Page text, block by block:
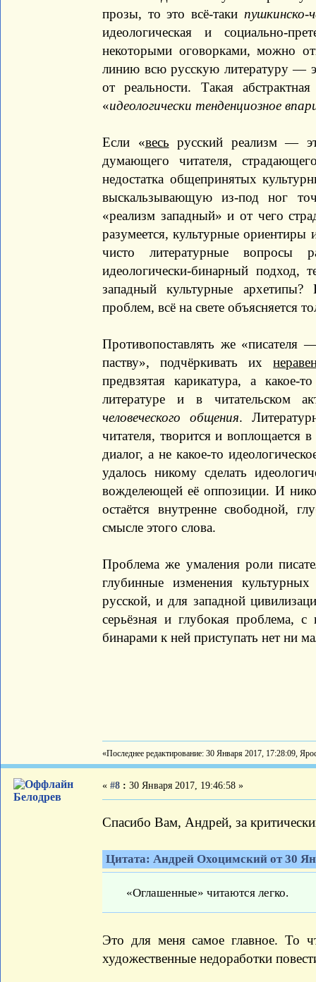
прозы, то это всё-таки пушкинско-
идеологическая и социально-
некоторыми оговорками, можно
линию всю русскую литературу —
от реальности. Такая
«идеологически тенденциозное
Если «весь русский реализм —
думающего читателя,
недостатка общепринятых
выскальзывающую из-под ног
«реализм западный» и от чего
разумеется, культурные
чисто литературные вопросы
идеологически-бинарный подход,
западный культурные
проблем, всё на свете объясняется
Противопоставлять же
паству», подчёркивать их
предвзятая карикатура, а какое-
литературе и в
человеческого общения.
читателя, творится и воплощается
диалог, а не какое-то
удалось никому сделать
вожделеющей её оппозиции. И
остаётся внутренне свободной,
смысле этого слова.
Проблема же умаления роли
глубинные изменения
русской, и для западной
серьёзная и глубокая проблема,
бинарами к ней приступать нет ни
«Последнее редактирование: 30 Января 2017, 17:28:09,
Белодрев
« #8 : 30 Января 2017, 19:46:58 »
Спасибо Вам, Андрей, за
Цитата: Андрей Охоцимский от 30
«Оглашенные» читаются легко.
Это для меня самое главное. То
художественные недоработки